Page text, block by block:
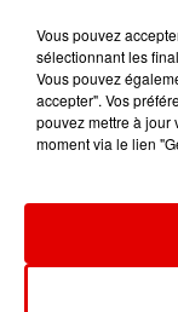
LEWIS CAPALDI
Almost
Vous pouvez
sélectionnant les
Vous pouvez
accepter". Vos
pouvez mettre à jour
moment via le lien